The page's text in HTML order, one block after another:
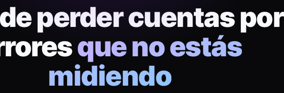
perder cuentas por
que no estás
midiendo